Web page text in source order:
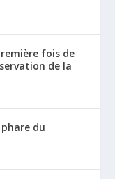
fois de
de la
du